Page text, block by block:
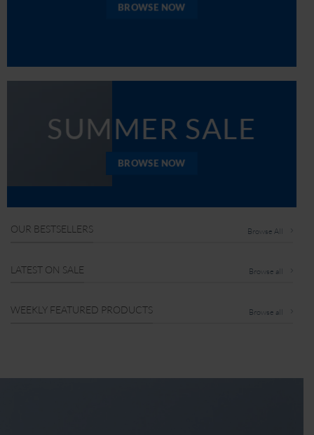
BROWSE NOW
SUMMER SALE
BROWSE NOW
OUR BESTSELLERS Browse All
LATEST ON SALE Browse all
WEEKLY FEATURED PRODUCTS Browse all